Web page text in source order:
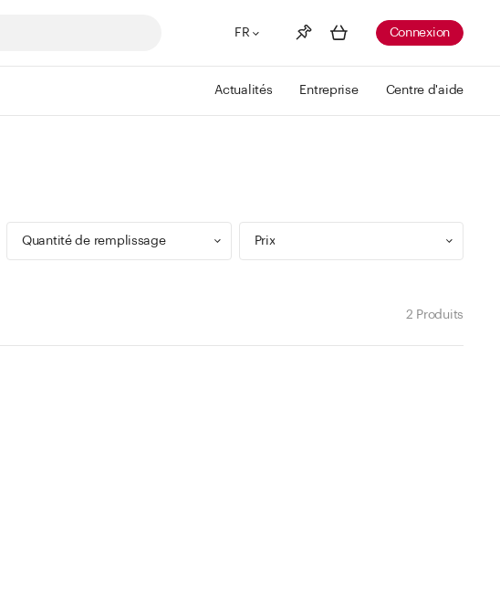
FR
Liste de souhaits Voir plus
Connexion
Actualités Entreprise Centre d'aide
Quantité de remplissage
0 - 99 ml
Prix
2 Produits